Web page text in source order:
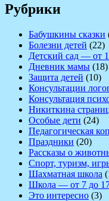
Рубрики
Бабушкины сказки
Болезни детей (22)
Детский сад — от 1
Дневник мамы (18)
Защита детей (10)
Консультации
Консультация
Никиткина
Особые дети (24)
Педагогическая
Праздники (20)
Рассказы о
Спорт, туризм,
Шахматная школа
Школа — от 7 до
Это интересно (3)